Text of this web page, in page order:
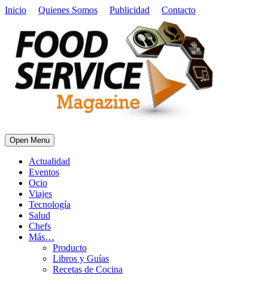
Inicio Quienes Somos Publicidad Contacto
Open Menu
Actualidad
Eventos
Ocio
Viajes
Tecnología
Salud
Chefs
Más…
Producto
Libros y Guías
Recetas de Cocina